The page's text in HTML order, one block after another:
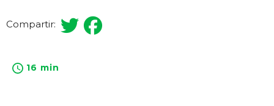
Compartir:
16 min